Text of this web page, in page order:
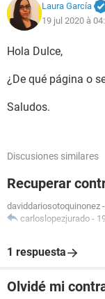
Laura García
19 jul 2020 à
Hola Dulce,
¿De qué página o
Saludos.
Discusiones similares
Recuperar
daviddariosotoquinonez -
carloslopezjurado -
1 respuesta
Olvidé mi